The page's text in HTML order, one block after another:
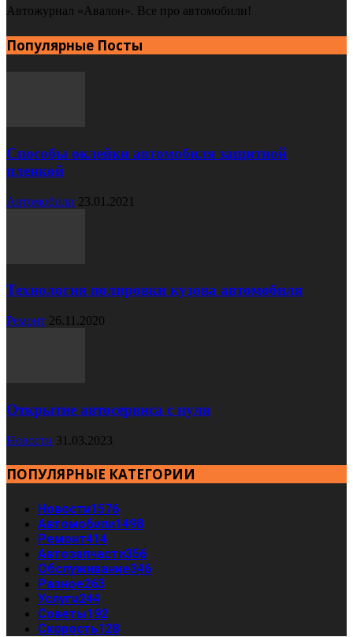
Автожурнал «Авалон». Все про автомобили!
Популярные Посты
Способы оклейки автомобиля защитной
пленкой
Автомобили 23.01.2021
Технология полировки кузова автомобиля
Ремонт 26.11.2020
Открытие автосервиса с нуля
Новости 31.03.2023
ПОПУЛЯРНЫЕ КАТЕГОРИИ
Новости1576
Автомобили1498
Ремонт414
Автозапчасти356
Обслуживание346
Разное263
Услуги244
Советы192
Скорость128